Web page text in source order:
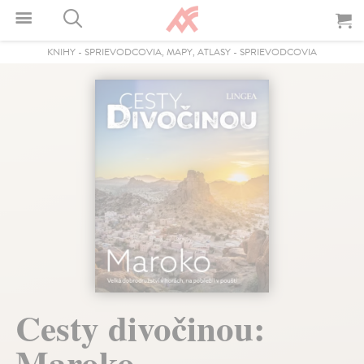
KNIHY - SPRIEVODCOVIA, MAPY, ATLASY - SPRIEVODCOVIA
Cesty divočinou: